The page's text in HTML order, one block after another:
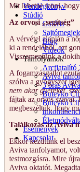
Vendégkönyv
Stúdió
Galéria
Blog
Videók
Tanfolyamok
Arcfiatalító
Aviva
3 órás
Buteyko
Buteyko
Események
Kapcsolat
Mit lehetne tenni,
Az orvosi „segítség”
A vérvétel alapján a
ki a rendelőből, azt
Visszamentünk a
A fogamzásgátlót
szólva a gyógyszer
nem akar gyereket,
fájtak az orvos szavai.
megbeszéltük, hogy
Találkozás az Aviva
Ekkor kezdtünk el
Aviva tanfolyamot,
testmozgásra. Mire
Aviva oktatót.